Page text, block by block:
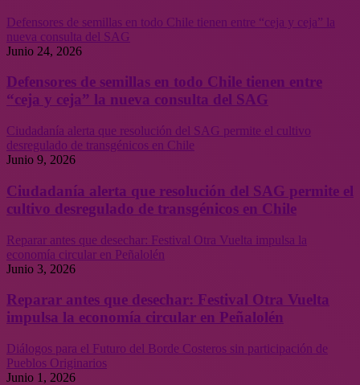
Defensores de semillas en todo Chile tienen entre “ceja y ceja” la
nueva consulta del SAG
Junio 24, 2026
Defensores de semillas en todo Chile tienen entre
“ceja y ceja” la nueva consulta del SAG
Ciudadanía alerta que resolución del SAG permite el cultivo
desregulado de transgénicos en Chile
Junio 9, 2026
Ciudadanía alerta que resolución del SAG permite el
cultivo desregulado de transgénicos en Chile
Reparar antes que desechar: Festival Otra Vuelta impulsa la
economía circular en Peñalolén
Junio 3, 2026
Reparar antes que desechar: Festival Otra Vuelta
impulsa la economía circular en Peñalolén
Diálogos para el Futuro del Borde Costeros sin participación de
Pueblos Originarios
Junio 1, 2026